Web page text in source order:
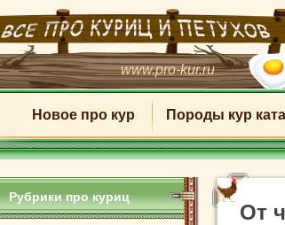
www.pro-kur.ru
Новое про кур Породы кур
Рубрики про куриц
От